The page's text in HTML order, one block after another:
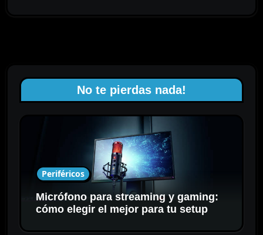
No te pierdas nada!
Periféricos
Micrófono para streaming y gaming:
cómo elegir el mejor para tu setup